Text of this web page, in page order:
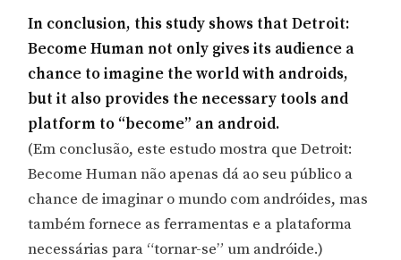
In conclusion, this study shows that Detroit:
Become Human not only gives its audience a
chance to imagine the world with androids,
but it also provides the necessary tools and
platform to “become” an android.
(Em conclusão, este estudo mostra que Detroit:
Become Human não apenas dá ao seu público a
chance de imaginar o mundo com andróides, mas
também fornece as ferramentas e a plataforma
necessárias para “tornar-se” um andróide.)